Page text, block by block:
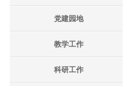
党建园地
教学工作
科研工作